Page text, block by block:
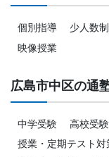
個別指導 少人数
映像授業
広島市中区の通
中学受験 高校受験
授業・定期テスト対